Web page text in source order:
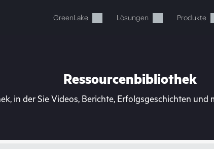
GreenLake Lösungen Produkte
Ressourcenbibliothek
in der Sie Videos, Berichte, Erfolgsgeschichten